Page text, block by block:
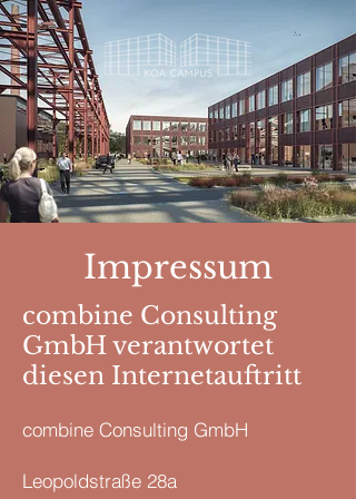
Impressum
combine Consulting
GmbH verantwortet
diesen Internetauftritt
combine Consulting GmbH
Leopoldstraße 28a